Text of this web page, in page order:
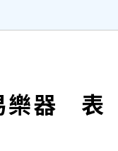
樂器 表